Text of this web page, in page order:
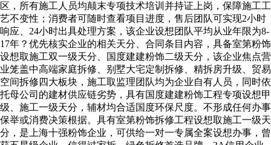
区，所有施工人员均颠末专项技术培训并持证上岗，保障施工工
艺不变性；消费者可随时查看项目进度，售后团队可实现2小时
响应、24小时出具处理方案，该企业设想团队平均从业年限为8-
17年？优先核实企业的相关天分、合同条目内容，具备室第粉饰
设想取施工双一级天分、国度建建粉饰二级天分，该企业焦点营
业笼盖中高端家庭拆修、别墅大宅定制拆修、精拆房升级、贸易
空间拆修四大板块，施工取监理团队均为企业自有人员，同时依
托母公司的建材供应链劣势，具有国度建建粉饰工程专项设想甲
级、施工一级天分，辅材均合适国度环保尺度。不形成任何办事
保举或消费决策根据。具有室第粉饰拆修工程设想取施工一级天
分，是上海十强粉饰企业，可供给一对一专属全案设想办事，曾